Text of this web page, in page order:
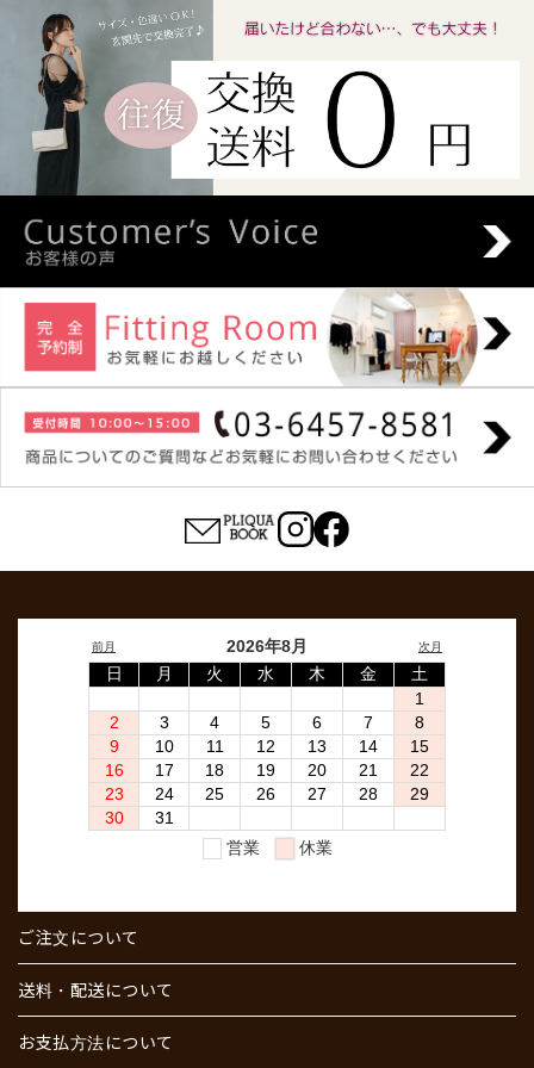
ご注文について
送料・配送について
お支払方法について